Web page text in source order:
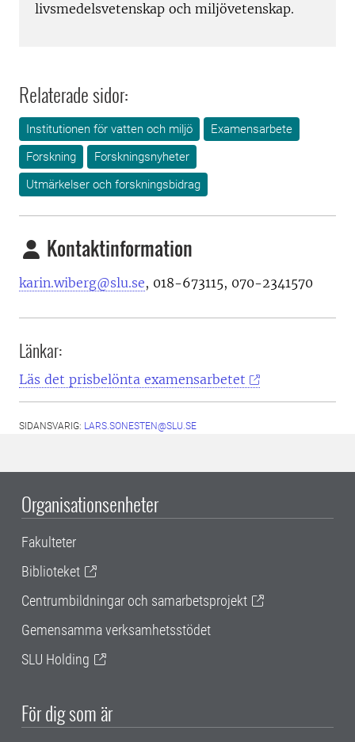
livsmedelsvetenskap och miljövetenskap.
Relaterade sidor:
Institutionen för vatten och miljö
Examensarbete
Forskning
Forskningsnyheter
Utmärkelser och forskningsbidrag
Kontaktinformation
karin.wiberg@slu.se, 018-673115, 070-2341570
Länkar:
Läs det prisbelönta examensarbetet
SIDANSVARIG: LARS.SONESTEN@SLU.SE
Organisationsenheter
Fakulteter
Biblioteket
Centrumbildningar och samarbetsprojekt
Gemensamma verksamhetsstödet
SLU Holding
För dig som är